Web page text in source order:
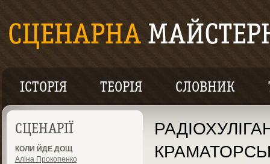
ІСТОРІЯ ТЕОРІЯ СЛОВНИК
СЦЕНАРІЇ
КОЛИ ЙДЕ ДОЩ
Аліна Прокопенко